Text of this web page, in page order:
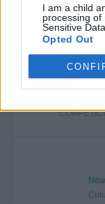
I am a child
processing of
Sensitive Data.
Opted Out
136
TOTAL
6